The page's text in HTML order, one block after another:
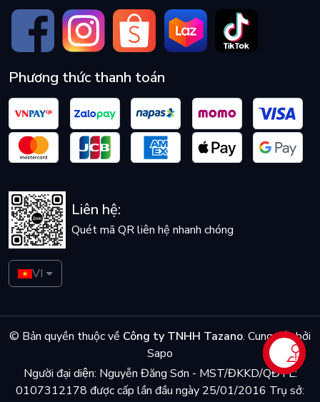
Phương thức thanh toán
Liên hệ:
Quét mã QR liên hệ nhanh chóng
VI
© Bản quyền thuộc về Công ty TNHH Tazano. Cung cấp bởi
Sapo
Người đại diện: Nguyễn Đăng Sơn - MST/ĐKKD/QĐTL:
0107312178 được cấp lần đầu ngày 25/01/2016 Trụ sở:
Liên hệ